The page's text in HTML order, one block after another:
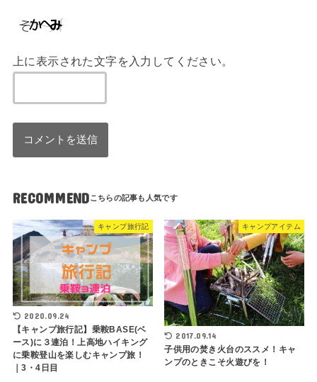
上に表示された文字を入力してください。
RECOMMEND
キャンプ旅行記
2020.09.24
【キャンプ旅行記】乗鞍BASE(ベ
ース)に３連泊！上高地ハイキング
に乗鞍登山を楽しむキャンプ旅！
｜3・4日目
キャンプアイテム
2017.09.14
子供用の焚き火台のススメ！キャ
ンプのときこそ火遊びを！